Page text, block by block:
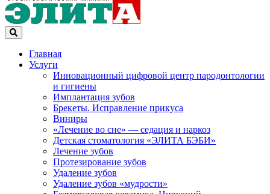
Главная
Услуги
Инновационный цифровой центр пародонтологии
и гигиены
Имплантация зубов
Брекеты. Исправление прикуса
Виниры
«Лечение во сне» — седация и наркоз
Детская стоматология «ЭЛИТА БЭБИ»
Лечение зубов
Протезирование зубов
Удаление зубов
Удаление зубов «мудрости»